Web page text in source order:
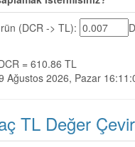
(DCR -> TL):
= 610.86 TL
Ağustos 2026, Pazar
TL Değer